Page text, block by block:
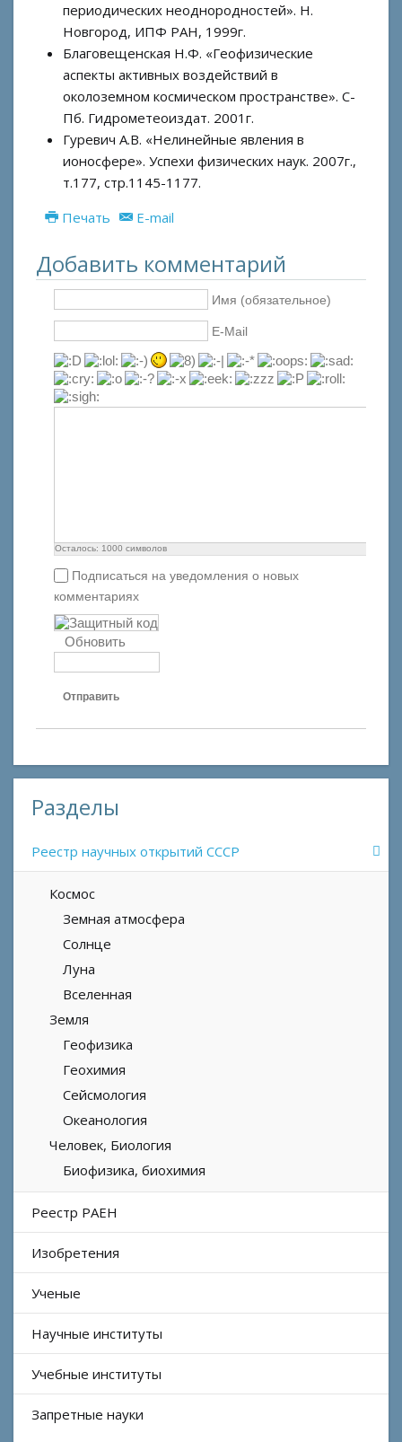
периодических неоднородностей». Н.
Новгород, ИПФ РАН, 1999г.
Благовещенская Н.Ф. «Геофизические
аспекты активных воздействий в
околоземном космическом пространстве». С-
Пб. Гидрометеоиздат. 2001г.
Гуревич А.В. «Нелинейные явления в
ионосфере». Успехи физических наук. 2007г.,
т.177, стр.1145-1177.
Печать
E-mail
Добавить комментарий
Имя (обязательное)
E-Mail
Осталось: 1000 символов
Подписаться на уведомления о новых
комментариях
Обновить
Отправить
Разделы
Реестр научных открытий СССР
Космос
Земная атмосфера
Солнце
Луна
Вселенная
Земля
Геофизика
Геохимия
Сейсмология
Океанология
Человек, Биология
Биофизика, биохимия
Реестр РАЕН
Изобретения
Ученые
Научные институты
Учебные институты
Запретные науки